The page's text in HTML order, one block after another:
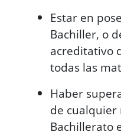
Estar en
Bachiller, o
acreditativo
todas las
Haber
de
Bachillerato